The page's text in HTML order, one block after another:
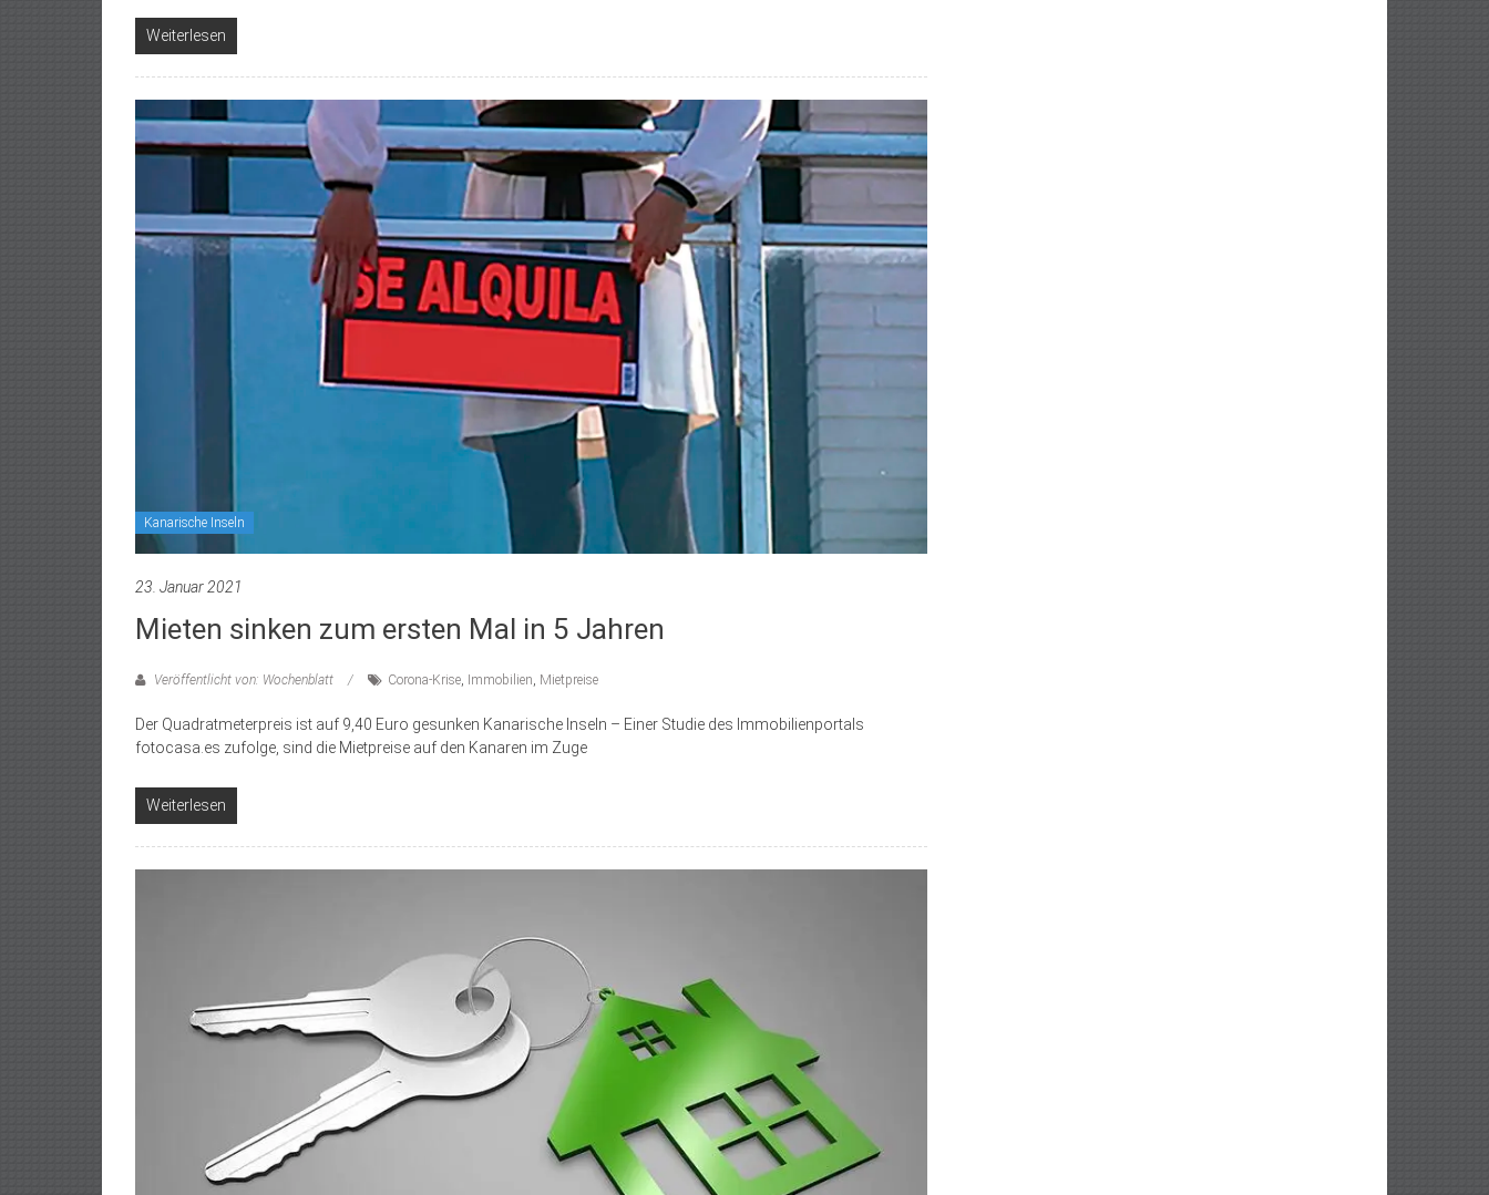
Weiterlesen
Kanarische Inseln
23. Januar 2021
Mieten sinken zum ersten Mal in 5 Jahren
Veröffentlicht von: Wochenblatt Corona-Krise, Immobilien, Mietpreise
Der Quadratmeterpreis ist auf 9,40 Euro gesunken Kanarische Inseln – Einer Studie des Immobilienportals
fotocasa.es zufolge, sind die Mietpreise auf den Kanaren im Zuge
Weiterlesen